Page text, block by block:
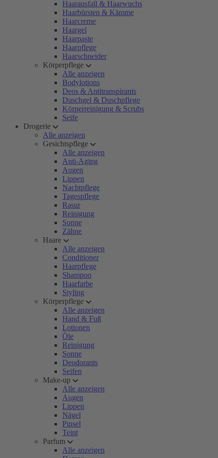
Haarausfall & Haarwuchs
Haarbürsten & Kämme
Haarcreme
Haargel
Haarpaste
Haarpflege
Haarschneider
Körperpflege
Alle anzeigen
Bodylotions
Deos & Antitranspirants
Duschgel & Duschpflege
Körperreinigung & Scrubs
Seife
Drogerie
Alle anzeigen
Gesichtspflege
Alle anzeigen
Anti-Aging
Augen
Lippen
Nachtpflege
Tagespflege
Rasur
Reinigung
Sonne
Zähne
Haare
Alle anzeigen
Conditioner
Haarpflege
Shampoo
Haarfarbe
Styling
Körperpflege
Alle anzeigen
Hand & Fuß
Lotionen
Öle
Reinigung
Sonne
Deodorants
Seifen
Make-up
Alle anzeigen
Augen
Lippen
Nägel
Pinsel
Teint
Parfum
Alle anzeigen